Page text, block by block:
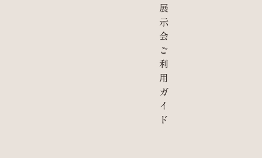
展
示
会
ご
利
用
ガ
イ
ド